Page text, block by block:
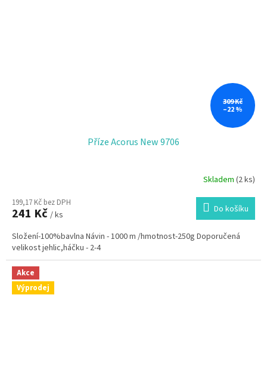
309 Kč
–22 %
Příze Acorus New 9706
Skladem (2 ks)
199,17 Kč bez DPH
241 Kč / ks Do košíku
Složení-100%bavlna Návin - 1000 m /hmotnost-250g Doporučená
velikost jehlic,háčku - 2-4
Akce
Výprodej